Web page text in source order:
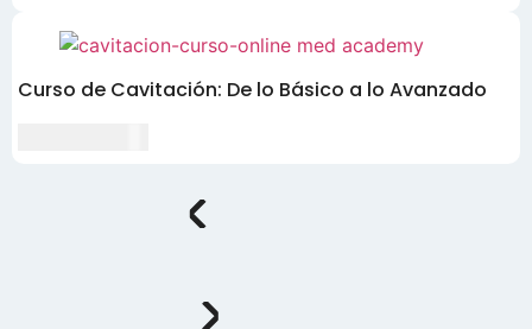
Curso de Cavitación: De lo Básico a lo Avanzado